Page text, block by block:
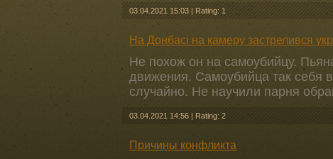
03.04.2021 15:03 | Rating: 1
На Донбасі на камеру застрелився
Не похож он на самоубийцу.
движения. Самоубийца так себя
случайно. Не научили парня
03.04.2021 14:56 | Rating: 2
Причины конфликта